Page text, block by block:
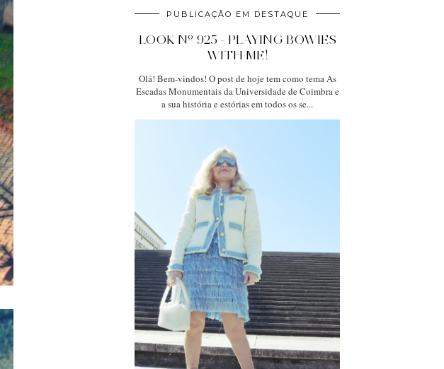
PUBLICAÇÃO EM DESTAQUE
LOOK Nº 925 - PLAYING BOWIES
WITH ME!
Olá! Bem-vindos! O post de hoje tem como tema As
Escadas Monumentais da Universidade de Coimbra e
a sua história e estórias em todos os se...